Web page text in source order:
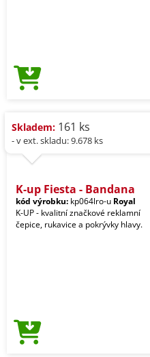
Skladem: 161 ks
- v ext. skladu: 9.678 ks
K-up Fiesta - Bandana
kód výrobku: kp064lro-u Royal
K-UP - kvalitní značkové reklamní
čepice, rukavice a pokrývky hlavy.